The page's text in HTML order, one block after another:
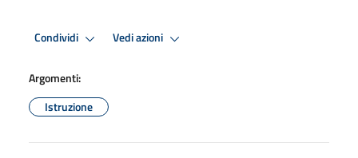
Condividi Vedi azioni
Argomenti:
Istruzione